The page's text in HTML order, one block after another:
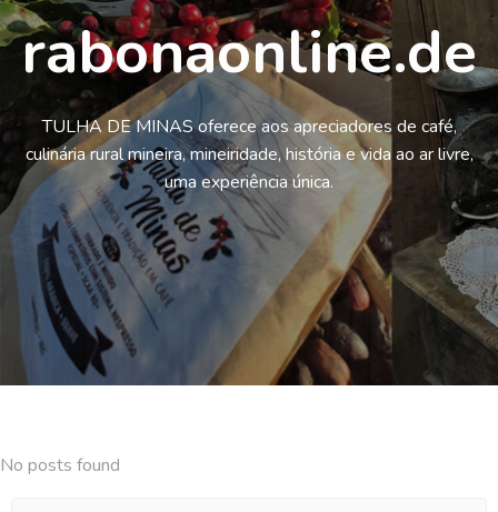
rabonaonline.de
TULHA DE MINAS oferece aos apreciadores de café,
culinária rural mineira, mineiridade, história e vida ao ar livre,
uma experiência única.
No posts found